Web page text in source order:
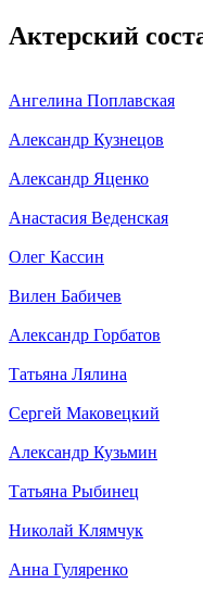
Актерский
Ангелина Поплавская
Александр Кузнецов
Александр Яценко
Анастасия Веденская
Олег Кассин
Вилен Бабичев
Александр Горбатов
Татьяна Лялина
Сергей Маковецкий
Александр Кузьмин
Татьяна Рыбинец
Николай Клямчук
Анна Гуляренко